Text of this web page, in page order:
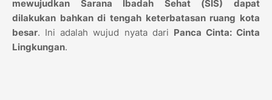
mewujudkan Sarana Ibadah Sehat (SIS) dapat
dilakukan bahkan di tengah keterbatasan ruang kota
besar. Ini adalah wujud nyata dari Panca Cinta: Cinta
Lingkungan.